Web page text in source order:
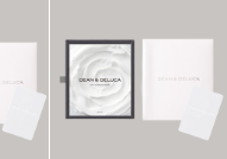
べ物を集めた、食するよ
ップ」です。